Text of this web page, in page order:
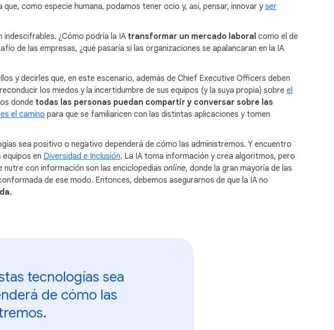
como especie humana, podamos tener ocio y, así, pensar, innovar yser
¿Cómo podría la IA transformar un mercado laboral como el de
de las empresas, ¿qué pasaría si las organizaciones se apalancaran en la IA
y decirles que, en este escenario, además de Chief Executive Officers deben
los miedos y la incertidumbre de sus equipos (y la suya propia) sobre el
donde todas las personas puedan compartir y conversar sobre las
el camino para que se familiaricen con las distintas aplicaciones y tomen
sea positivo o negativo dependerá de cómo las administremos. Y encuentro
en Diversidad e Inclusión. La IA toma información y crea algoritmos, pero
con información son las enciclopedias online, donde la gran mayoría de las
de ese modo. Entonces, debemos asegurarnos de que la IA no
tecnologías sea
de cómo las